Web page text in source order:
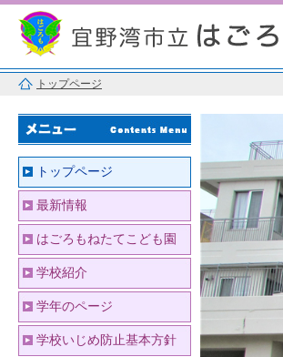
トップページ
トップページ
最新情報
はごろもねたてこども園
学校紹介
学年のページ
学校いじめ防止基本方針